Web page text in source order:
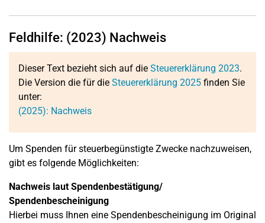
Feldhilfe: (2023) Nachweis
Dieser Text bezieht sich auf die Steuererklärung 2023.
Die Version die für die Steuererklärung 2025 finden Sie
unter:
(2025): Nachweis
Um Spenden für steuerbegünstigte Zwecke nachzuweisen,
gibt es folgende Möglichkeiten:
Nachweis laut Spendenbestätigung/
Spendenbescheinigung
Hierbei muss Ihnen eine Spendenbescheinigung im Original